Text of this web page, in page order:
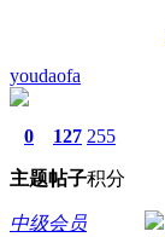
youdaofa
0
主题
127
帖子
255
积分
中级会员